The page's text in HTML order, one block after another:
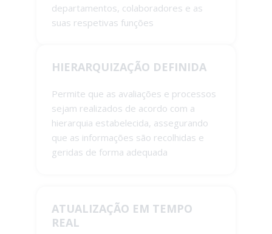
departamentos, colaboradores e as
suas respetivas funções
HIERARQUIZAÇÃO DEFINIDA
Permite que as avaliações e processos
sejam realizados de acordo com a
hierarquia estabelecida, assegurando
que as informações são recolhidas e
geridas de forma adequada
ATUALIZAÇÃO EM TEMPO
REAL